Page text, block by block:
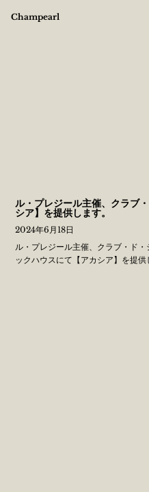
Champearl
ル・プレジール主催、クラブ
シア】を提供します。
2024年6月18日
ル・プレジール主催、クラブ・ド
ックハウスにて【アカシア】を提供